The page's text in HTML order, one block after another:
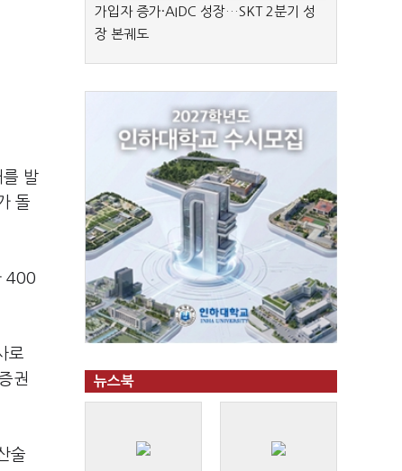
를 발
돌
400
로
권
술
가입자 증가·AIDC 성장…SKT 2분기 성
장 본궤도
뉴스북